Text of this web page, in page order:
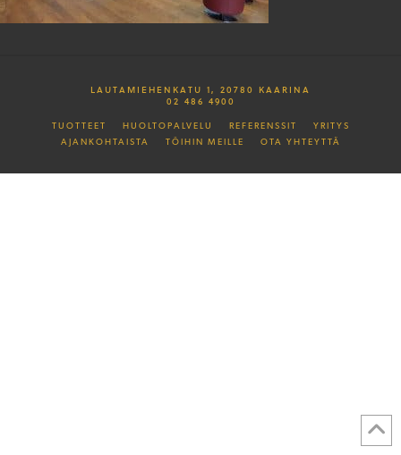
LAUTAMIEHENKATU 1, 20780 KAARINA
02 486 4900
TUOTTEET HUOLTOPALVELU REFERENSSIT
YRITYS
AJANKOHTAISTA
TÖIHIN MEILLE OTA YHTEYTTÄ